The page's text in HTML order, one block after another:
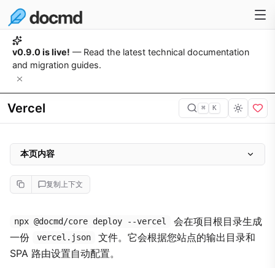
v0.9.0 is live! — Read the latest technical documentation
and migration guides.
Vercel ⌘ K
复制上下文
npx @docmd/core deploy --vercel
会在项目根目录生成
一份
vercel.json
文件。它会根据您站点的输出目录和
SPA 路由设置自动配置。
本页内容
生成内容
部署
重新生成